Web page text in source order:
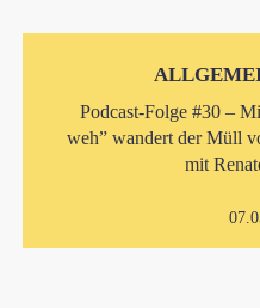
Podcast-Folge #30 –
weh” wandert der Müll
mit